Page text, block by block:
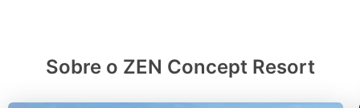
Sobre o ZEN Concept Resort